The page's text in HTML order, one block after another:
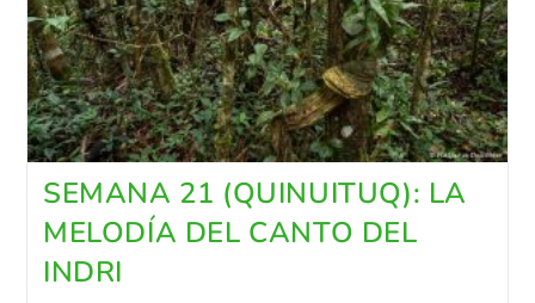
SEMANA 21 (QUINUITUQ): LA
MELODÍA DEL CANTO DEL
INDRI